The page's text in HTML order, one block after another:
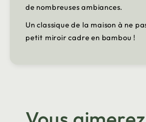
de nombreuses ambiances.
Un classique de la maison à ne
petit miroir cadre en bambou !